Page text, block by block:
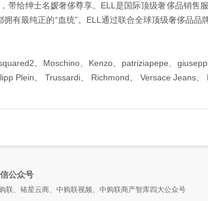
给绅士名媛奢侈尊享。ELL是国际顶级奢侈品销售
有最纯正的“血统”。ELL通过联合全球顶级奢侈品
、Moschino、Kenzo、patriziapepe、
Plein、 Trussardi、 Richmond、 Versace Jeans、
公众号
联、铱星云商、中购联视频、中购联商产智库四大公众号